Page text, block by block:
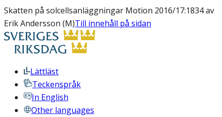
Skatten på solcellsanläggningar Motion 2016/17:1834 av
Erik Andersson (M)Till innehåll på sidan
Lättläst
Teckenspråk
In English
Other languages